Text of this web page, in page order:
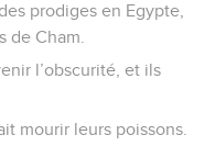
prodiges en Egypte,
de Cham.
l’obscurité, et ils
mourir leurs poissons.